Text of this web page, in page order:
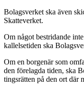
Bolagsverket ska även
Skatteverket.
Om något bestridande
kallelsetiden ska
Om en borgenär som
den förelagda tiden, ska
tingsrätten på den ort där